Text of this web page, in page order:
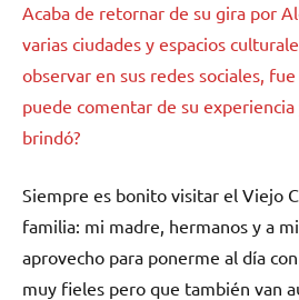
Acaba de retornar de su gira por
varias ciudades y espacios
observar en sus redes sociales,
puede comentar de su
brindó?
Siempre es bonito visitar el Viejo
familia: mi madre, hermanos y a
aprovecho para ponerme al día
muy fieles pero que también van